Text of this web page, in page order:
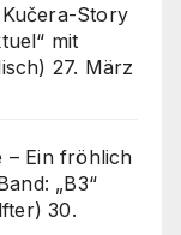
Story
mit
27. März
– Ein fröhlich
„B3“
30.